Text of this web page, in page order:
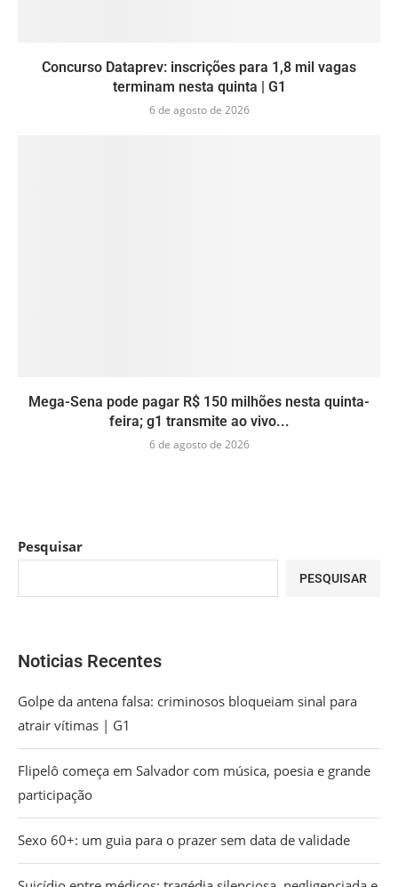
Concurso Dataprev: inscrições para 1,8 mil vagas
terminam nesta quinta | G1
6 de agosto de 2026
Mega-Sena pode pagar R$ 150 milhões nesta quinta-
feira; g1 transmite ao vivo...
6 de agosto de 2026
Pesquisar
PESQUISAR
Noticias Recentes
Golpe da antena falsa: criminosos bloqueiam sinal para
atrair vítimas | G1
Flipelô começa em Salvador com música, poesia e grande
participação
Sexo 60+: um guia para o prazer sem data de validade